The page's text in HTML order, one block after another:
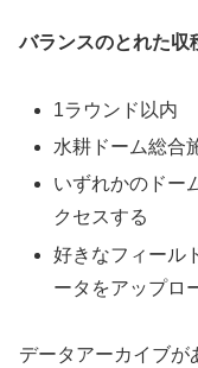
バランスのとれた収
1ラウンド以内
水耕ドーム総合
いずれかのドー
クセスする
好きなフィール
ータをアップロ
データアーカイブが